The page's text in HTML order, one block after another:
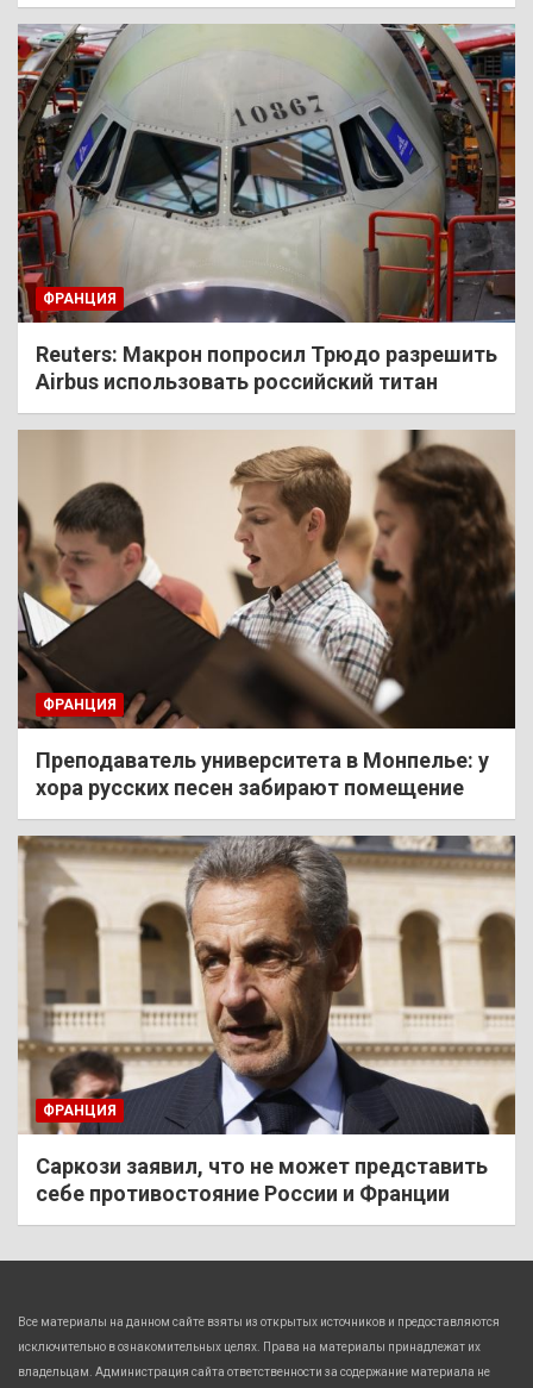
ФРАНЦИЯ
Reuters: Макрон попросил Трюдо разрешить
Airbus использовать российский титан
ФРАНЦИЯ
Преподаватель университета в Монпелье: у
хора русских песен забирают помещение
ФРАНЦИЯ
Саркози заявил, что не может представить
себе противостояние России и Франции
Все материалы на данном сайте взяты из открытых источников и предоставляются
исключительно в ознакомительных целях. Права на материалы принадлежат их
владельцам. Администрация сайта ответственности за содержание материала не